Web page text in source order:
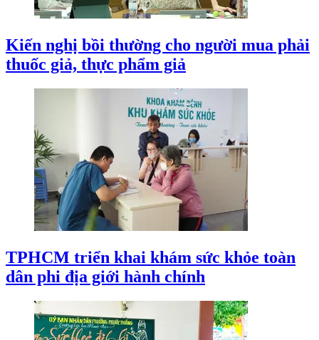
Kiến nghị bồi thường cho người mua phải
thuốc giả, thực phẩm giả
TPHCM triển khai khám sức khỏe toàn
dân phi địa giới hành chính